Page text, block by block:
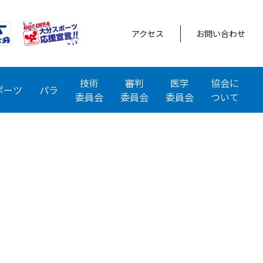
アクセス お問い合わせ
ーツ パラ
技術
委員会
審判
委員会
医学
委員会
協会に
ついて